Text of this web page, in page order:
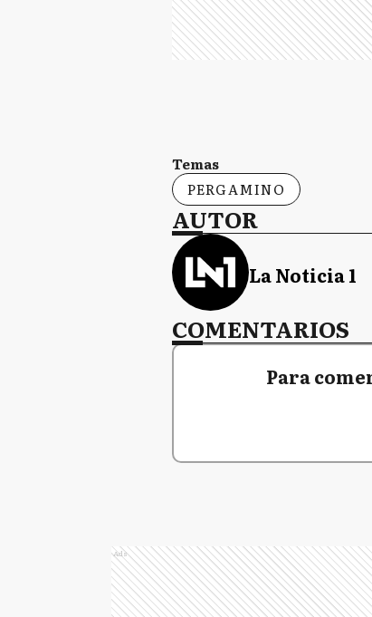
Temas
PERGAMINO
AUTOR
La Noticia 1
COMENTARIOS
Para
Ads